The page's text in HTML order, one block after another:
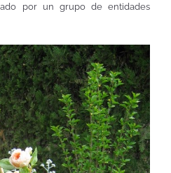
por un grupo de entidades